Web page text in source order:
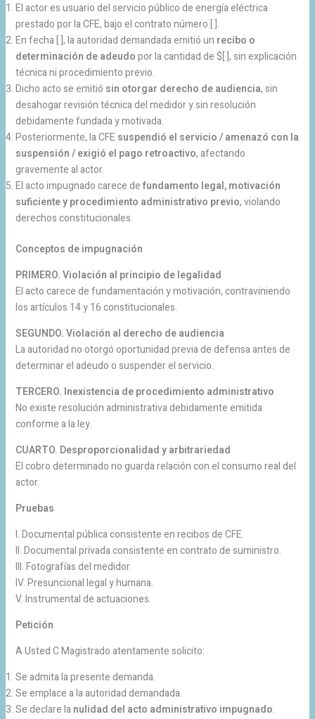
El actor es usuario del servicio público de energía eléctrica
prestado por la CFE, bajo el contrato número [ ].
En fecha [ ], la autoridad demandada emitió un recibo o
determinación de adeudopor la cantidad de $[ ], sin explicación
técnica ni procedimiento previo.
Dicho acto se emitió sin otorgar derecho de audiencia, sin
desahogar revisión técnica del medidor y sin resolución
debidamente fundada y motivada.
Posteriormente, la CFEsuspendió el servicio / amenazó con la
suspensión / exigió el pago retroactivo, afectando
gravemente al actor.
El acto impugnado carece defundamento legal, motivación
suficiente y procedimiento administrativo previo, violando
derechos constitucionales.
Conceptos de impugnación
PRIMERO. Violación al principio de legalidad
El acto carece de fundamentación y motivación, contraviniendo
los artículos 14 y 16 constitucionales.
SEGUNDO. Violación al derecho de audiencia
La autoridad no otorgó oportunidad previa de defensa antes de
determinar el adeudo o suspender el servicio.
TERCERO. Inexistencia de procedimiento administrativo
No existe resolución administrativa debidamente emitida
conforme a la ley.
CUARTO. Desproporcionalidad y arbitrariedad
El cobro determinado no guarda relación con el consumo real del
actor.
Pruebas
I. Documental pública consistente en recibos de CFE.
II. Documental privada consistente en contrato de suministro.
III. Fotografías del medidor.
IV. Presuncional legal y humana.
V. Instrumental de actuaciones.
Petición
A Usted C Magistrado atentamente solicito:
Se admita la presente demanda.
Se emplace a la autoridad demandada.
Se declare lanulidad del acto administrativo impugnado.